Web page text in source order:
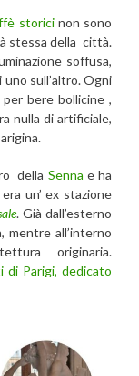
storicinon sono
stessa della città.
soffusa,
sull’altro. Ogni
bere bollicine ,
nulla di artificiale,
della Senna e ha
un’ ex stazione
. Già dall’esterno
mentre all’interno
originaria.
di Parigi, dedicato